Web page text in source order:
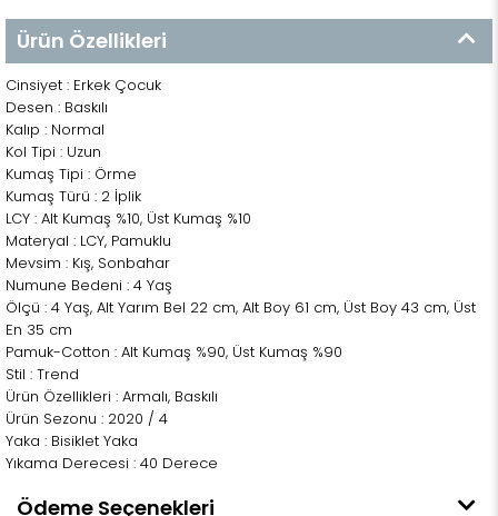
Ürün Özellikleri
Cinsiyet : Erkek Çocuk
Desen : Baskılı
Kalıp : Normal
Kol Tipi : Uzun
Kumaş Tipi : Örme
Kumaş Türü : 2 İplik
LCY : Alt Kumaş %10, Üst Kumaş %10
Materyal : LCY, Pamuklu
Mevsim : Kış, Sonbahar
Numune Bedeni : 4 Yaş
Ölçü : 4 Yaş, Alt Yarım Bel 22 cm, Alt Boy 61 cm, Üst Boy 43 cm, Üst
En 35 cm
Pamuk-Cotton : Alt Kumaş %90, Üst Kumaş %90
Stil : Trend
Ürün Özellikleri : Armalı, Baskılı
Ürün Sezonu : 2020 / 4
Yaka : Bisiklet Yaka
Yıkama Derecesi : 40 Derece
Ödeme Seçenekleri